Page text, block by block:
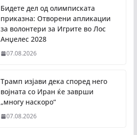
Бидете дел од олимписката
приказна: Отворени апликации
за волонтери за Игрите во Лос
Анџелес 2028
07.08.2026
Трамп изјави дека според него
војната со Иран ќе заврши
„многу наскоро“
07.08.2026